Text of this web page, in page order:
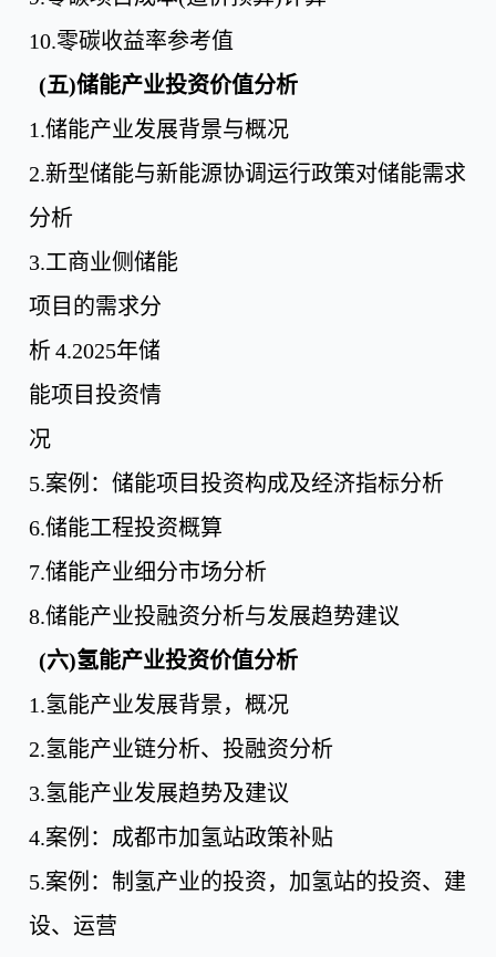
10.零碳收益率参考值
(五)储能产业投资价值分析
1.储能产业发展背景与概况
2.新型储能与新能源协调运行政策对储能需求
分析
3.工商业侧储能
项目的需求分
析4.2025年储
能项目投资情
况
5.案例：储能项目投资构成及经济指标分析
6.储能工程投资概算
7.储能产业细分市场分析
8.储能产业投融资分析与发展趋势建议
(六)氢能产业投资价值分析
1.氢能产业发展背景，概况
2.氢能产业链分析、投融资分析
3.氢能产业发展趋势及建议
4.案例：成都市加氢站政策补贴
5.案例：制氢产业的投资，加氢站的投资、建
设、运营